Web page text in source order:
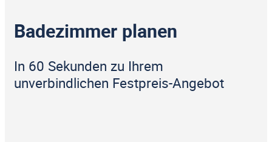
Badezimmer planen
In 60 Sekunden zu Ihrem
unverbindlichen Festpreis-Angebot